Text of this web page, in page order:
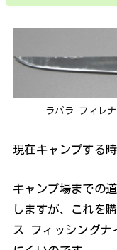
ラパラ フィレ
現在キャンプする
キャンプ場までの
しますが、これを
ス フィッシングナ